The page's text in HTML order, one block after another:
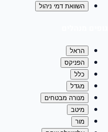
השוואת דמי ניהול
הראל
הפניקס
כלל
מגדל
מנורה מבטחים
מיטב
מור